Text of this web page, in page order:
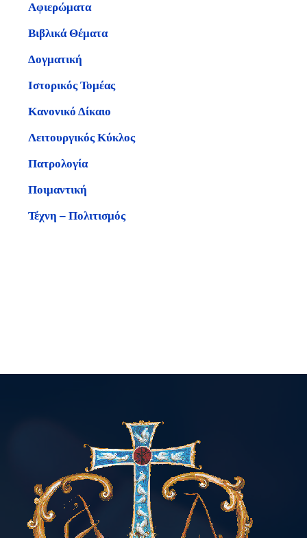
Αφιερώματα
Βιβλικά Θέματα
Δογματική
Ιστορικός Τομέας
Κανονικό Δίκαιο
Λειτουργικός Κύκλος
Πατρολογία
Ποιμαντική
Τέχνη – Πολιτισμός